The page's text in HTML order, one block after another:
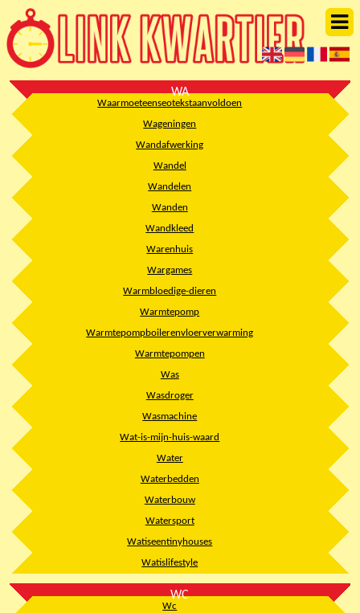
WA
Waarmoeteenseotekstaanvoldoen
Wageningen
Wandafwerking
Wandel
Wandelen
Wanden
Wandkleed
Warenhuis
Wargames
Warmbloedige-dieren
Warmtepomp
Warmtepompboilerenvloerverwarming
Warmtepompen
Was
Wasdroger
Wasmachine
Wat-is-mijn-huis-waard
Water
Waterbedden
Waterbouw
Watersport
Watiseentinyhouses
Watislifestyle
WC
Wc